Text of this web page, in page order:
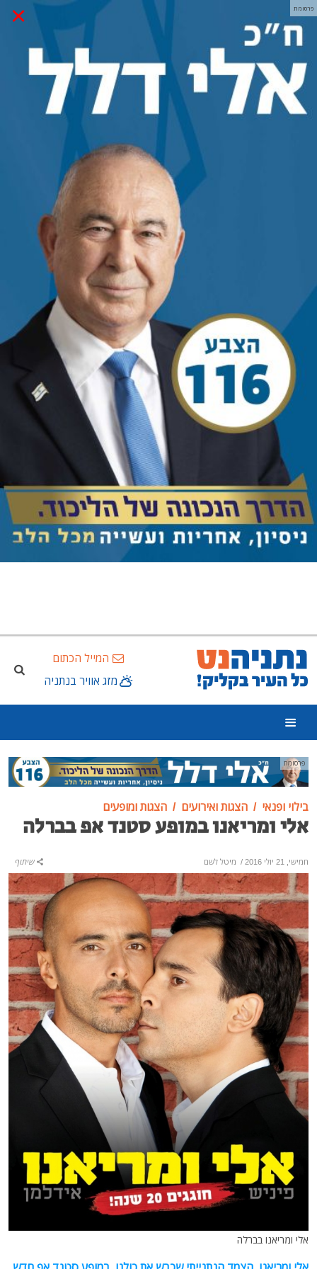
× פרסומת
המייל הכתום
מזג אוויר בנתניה
פרסומת
בילוי ופנאי הצגות ואירועים הצגות ומופעים
אלי ומריאנו במופע סטנד אפ בברלה
חמישי, 21 יולי 2016 / מיטל לשם שיתוף
אלי ומריאנו בברלה